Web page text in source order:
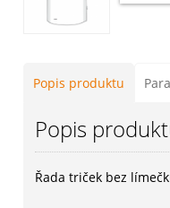
Popis produktu
Popis
Řada triček bez